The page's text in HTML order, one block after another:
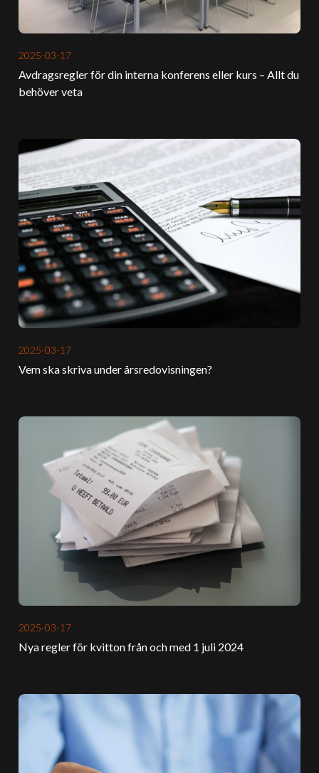
2025-03-17
Avdragsregler för din interna konferens eller kurs – Allt du
behöver veta
2025-03-17
Vem ska skriva under årsredovisningen?
2025-03-17
Nya regler för kvitton från och med 1 juli 2024